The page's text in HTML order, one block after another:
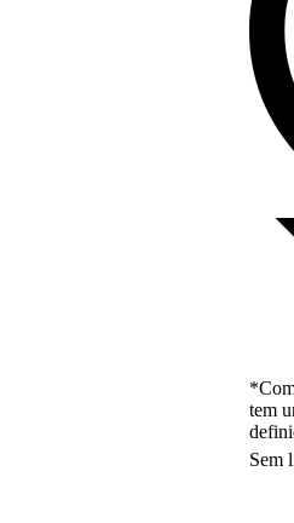
tem
Sem